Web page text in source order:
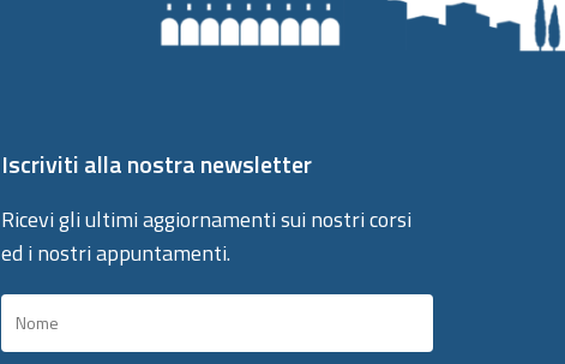
Iscriviti alla nostra newsletter
Ricevi gli ultimi aggiornamenti sui nostri corsi
ed i nostri appuntamenti.